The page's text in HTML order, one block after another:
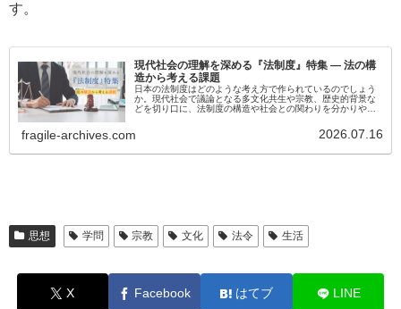
す。
現代社会の理解を深める『法制度』特集 ― 法の構
造から考える課題
日本の法制度はどのような考え方で作られているのでしょう
か。現代社会で議論となる多文化共生や宗教、歴史的背景な
どを切り口に、法制度の構造や社会との関わりを分かりやす
fragile-archives.com 2026.07.16
思想 学問 宗教 文化 法令 生活
X Facebook はてブ LINE